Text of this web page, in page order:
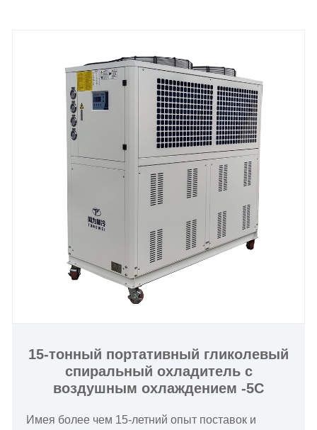
настройку чиллеров ликероводочного завода,
чтобы соответствовать требованиям вашей
клиентской базы по мере роста вашего ликеро
-водочного завода. Мы с нетерпением ждем того,
чтобы стать вашим долгосрочным поставщиком
чиллеров по низкой температуре в Китае.
Охлаждающая способность: от 1 л.с. до 60 л.с.
Температура охлажденной воды: от -30 до 5 ℃
Хладагент: экологически чистый R404A
Питание: 380 В/50 Гц/3PH (стандарт)/208-480V/60
Гц/3PH (настраиваемое)
Бренд компрессора: Panasonic /Danfsoo Scroll
15-тонный портативный гликолевый
спиральный охладитель с
воздушным охлаждением -5C
Имея более чем 15-летний опыт поставок и